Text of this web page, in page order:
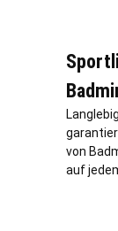
von
auf